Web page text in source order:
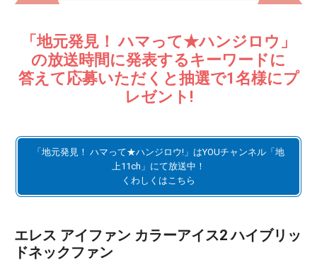
「地元発見！ ハマって★ハンジロウ」
の放送時間に発表するキーワードに
答えて応募いただくと抽選で1名様にプ
レゼント!
「地元発見！ ハマって★ハンジロウ!」はYOUチャンネル「地
上11ch」にて放送中！
くわしくはこちら
エレス アイファン カラーアイス2 ハイブリッ
ドネックファン